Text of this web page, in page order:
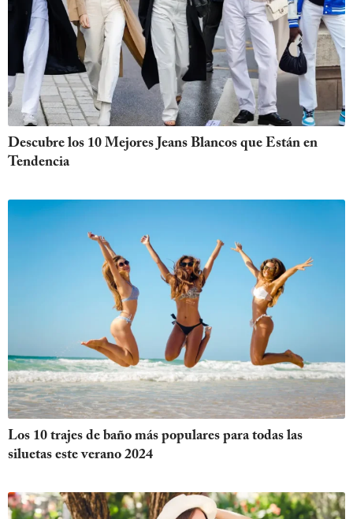
Descubre los 10 Mejores Jeans Blancos que Están en
Tendencia
Los 10 trajes de baño más populares para todas las
siluetas este verano 2024